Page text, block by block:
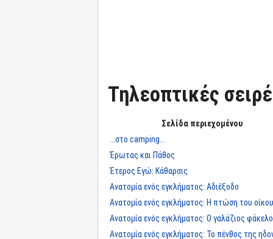
Τηλεοπτικές
Σελίδα περιεχομένου
...στο camping...
Έρωτας και Πάθος
Έτερος Εγώ: Κάθαρσις
Ανατομία ενός εγκλήματος: Αδιέξοδο
Ανατομία ενός εγκλήματος: Η πτώση του
Ανατομία ενός εγκλήματος: Ο γαλάζιος
Ανατομία ενός εγκλήματος: Το πένθος της